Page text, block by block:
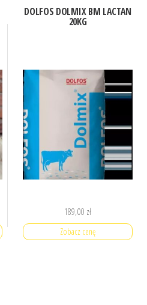
DOLFOS DOLMIX BM LACTAN
20KG
189,00 zł
Zobacz cenę